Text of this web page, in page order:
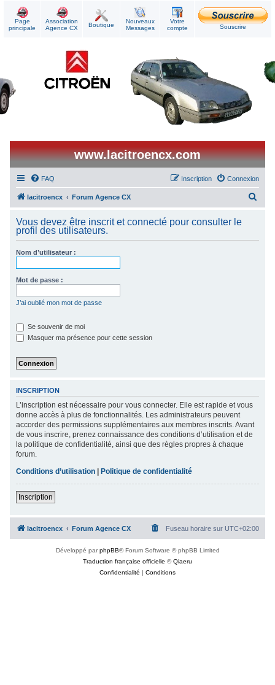
Page
principale
Association
Agence CX
Boutique
Nouveaux
Messages
Votre
compte
Souscrire
www.lacitroencx.com
FAQ Connexion
Inscription
lacitroencx Forum Agence CX
h
Vous devez être inscrit et connecté pour consulter le
profil des utilisateurs.
Nom d’utilisateur :
Mot de passe :
J’ai oublié mon mot de passe
Se souvenir de moi
Masquer ma présence pour cette session
INSCRIPTION
L’inscription est nécessaire pour vous connecter. Elle est rapide et vous
donne accès à plus de fonctionnalités. Les administrateurs peuvent
accorder des permissions supplémentaires aux membres inscrits. Avant
de vous inscrire, prenez connaissance des conditions d’utilisation et de
la politique de confidentialité, ainsi que des règles propres à chaque
forum.
Conditions d’utilisation |Politique de confidentialité
Inscription
lacitroencx Forum Agence CX Fuseau horaire sur UTC+02:00
Développé parphpBB® Forum Software © phpBB Limited
Traduction française officielle ©Qiaeru
Confidentialité | Conditions